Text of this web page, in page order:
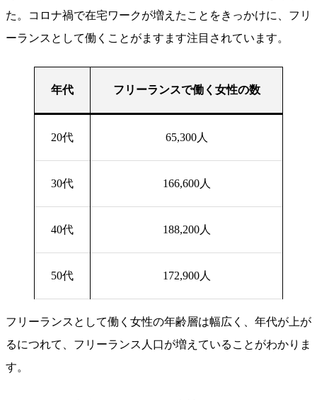
た。コロナ禍で在宅ワークが増えたことをきっかけに、フリ
ーランスとして働くことがますます注目されています。
年代 フリーランスで働く女性の数
20代 65,300人
30代 166,600人
40代 188,200人
50代 172,900人
フリーランスとして働く女性の年齢層は幅広く、年代が上が
るにつれて、フリーランス人口が増えていることがわかりま
す。